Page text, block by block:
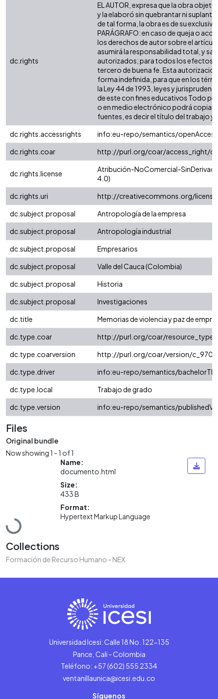
dc.rights
EL AUTOR, expresa que la obra
y la elaboró sin quebrantar ni
de tal forma, la obra es de su
PARÁGRAFO: en caso de queja o
los derechos de autor sobre el
asumirá la responsabilidad total, y
autorizados; para todos los efectos,
tercero de buena fe. Esta
forma indefinida, para que en los
la Ley 44 de 1993, leyes y
de este con fines educativos Todo
o en medio electrónico podrá copiar
fuentes, es decir el título del trabajo y
dc.rights.accessrights
info:eu-repo/semantics/openAccess
dc.rights.coar
http://purl.org/coar/access_right/
dc.rights.license
Atribución-NoComercial-
4.0)
dc.rights.uri
http://creativecommons.org/
dc.subject.proposal
Antropología de la empresa
dc.subject.proposal
Antropología industrial
dc.subject.proposal
Empresarios
dc.subject.proposal
Valle del Cauca (Colombia)
dc.subject.proposal
Historia
dc.subject.proposal
Investigaciones
dc.title
Memorias de violencia y paz de
dc.type.coar
http://purl.org/coar/resource_type/
dc.type.coarversion
http://purl.org/coar/version/
dc.type.driver
info:eu-repo/semantics/
dc.type.local
Trabajo de grado
dc.type.version
info:eu-repo/semantics/
Files
Original bundle
Now showing1 - 1 of 1
Loading...
Name:
documento.html
Size:
433 B
Format:
Hypertext Markup Language
Collections
Formación de Recurso Humano - NEX
Universidad Icesi: Calle 18 No. 122-135
Pance, Cali - Colombia
Teléfono: +57 (602) 555 2334
ventanillaunica@icesi.edu.co
Síguenos